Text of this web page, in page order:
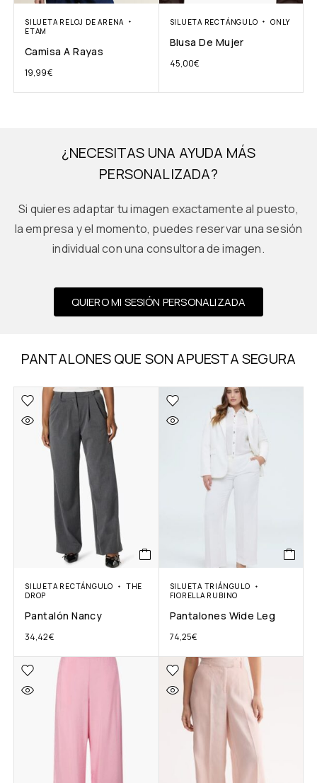
SILUETA RELOJ DE ARENA
ETAM
Camisa A Rayas
19,99€
SILUETA RECTÁNGULO ONLY
Blusa De Mujer
45,00€
¿NECESITAS UNA AYUDA MÁS
PERSONALIZADA?
Si quieres adaptar tu imagen exactamente al puesto,
la empresa y el momento, puedes reservar una sesión
individual con una consultora de imagen.
QUIERO MI SESIÓN PERSONALIZADA
PANTALONES QUE SON APUESTA SEGURA
SILUETA RECTÁNGULO
THE
DROP
Pantalón Nancy
34,42€
SILUETA TRIÁNGULO
FIORELLA RUBINO
Pantalones Wide Leg
74,25€